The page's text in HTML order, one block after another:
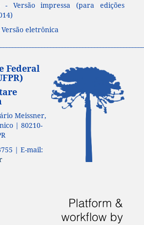
- Versão impressa (para edições
Versão eletrônica
Federal
Meissner,
| 80210-
| E-mail: